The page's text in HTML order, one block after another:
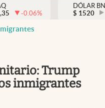
México
-0.06%
DÓLAR
$ 1520
Trump
inmigrantes